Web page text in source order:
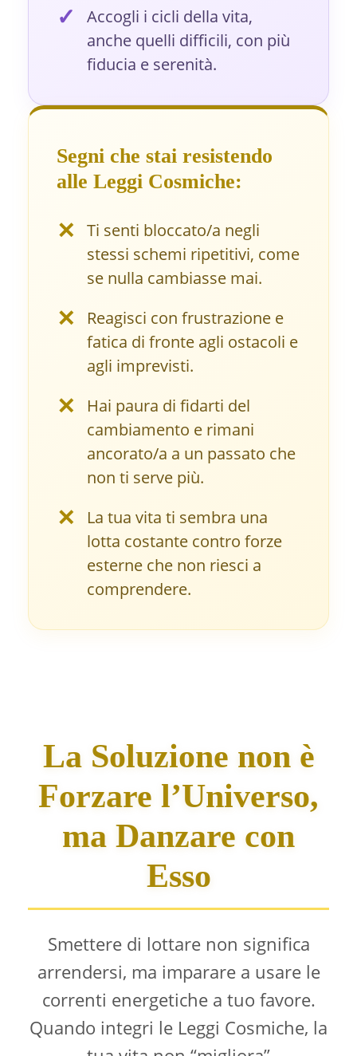
✓
Accogli i cicli della vita,
anche quelli difficili, con più
fiducia e serenità.
Segni che stai resistendo
alle Leggi Cosmiche:
✕
Ti senti bloccato/a negli
stessi schemi ripetitivi, come
se nulla cambiasse mai.
✕
Reagisci con frustrazione e
fatica di fronte agli ostacoli e
agli imprevisti.
✕
Hai paura di fidarti del
cambiamento e rimani
ancorato/a a un passato che
non ti serve più.
✕
La tua vita ti sembra una
lotta costante contro forze
esterne che non riesci a
comprendere.
La Soluzione non è
Forzare l’Universo,
ma Danzare con
Esso
Smettere di lottare non significa
arrendersi, ma imparare a usare le
correnti energetiche a tuo favore.
Quando integri le Leggi Cosmiche, la